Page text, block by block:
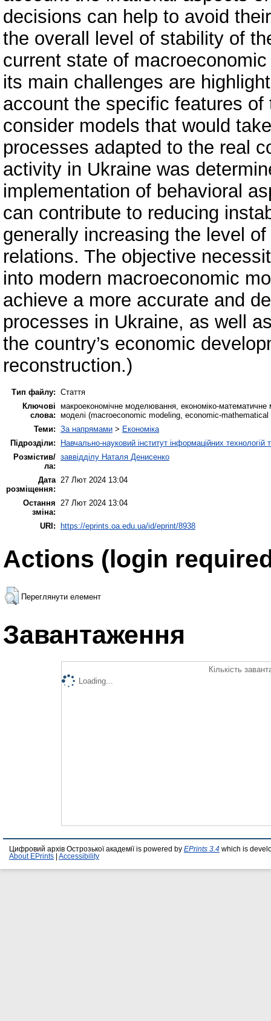
decisions can help to avoid
the overall level of stability of
current state of
its main challenges are
account the specific features
consider models that would
processes adapted to the real
activity in Ukraine was
implementation of behavioral
can contribute to reducing
generally increasing the level
relations. The objective
into modern macroeconomic
achieve a more accurate and
processes in Ukraine, as well
the country’s economic
reconstruction.)
Тип файлу: Стаття
Ключові
слова:
макроекономічне моделювання, економіко-математичне
моделі (macroeconomic modeling, economic-
Теми: За напрямами > Економіка
Підрозділи:
Навчально-науковий інститут інформаційних технологій
Розмістив/
ла:
заввідділу Наталя Денисенко
Дата
розміщення:
27 Лют 2024 13:04
Остання
зміна:
27 Лют 2024 13:04
URI: https://eprints.oa.edu.ua/id/eprint/8938
Actions (login
Переглянути елемент
Завантаження
Кількість
Loading...
Цифровий архів Острозької академії is powered by EPrints 3.4 which is
About EPrints
Accessibility